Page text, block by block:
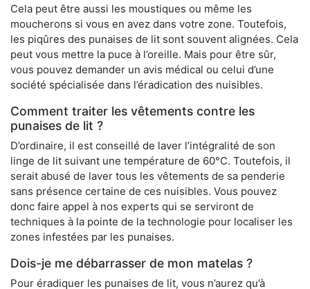
Cela peut être aussi les moustiques ou même les
moucherons si vous en avez dans votre zone. Toutefois,
les piqûres des punaises de lit sont souvent alignées. Cela
peut vous mettre la puce à l’oreille. Mais pour être sûr,
vous pouvez demander un avis médical ou celui d’une
société spécialisée dans l’éradication des nuisibles.
Comment traiter les vêtements contre les
punaises de lit ?
D’ordinaire, il est conseillé de laver l’intégralité de son
linge de lit suivant une température de 60°C. Toutefois, il
serait abusé de laver tous les vêtements de sa penderie
sans présence certaine de ces nuisibles. Vous pouvez
donc faire appel à nos experts qui se serviront de
techniques à la pointe de la technologie pour localiser les
zones infestées par les punaises.
Dois-je me débarrasser de mon matelas ?
Pour éradiquer les punaises de lit, vous n’aurez qu’à